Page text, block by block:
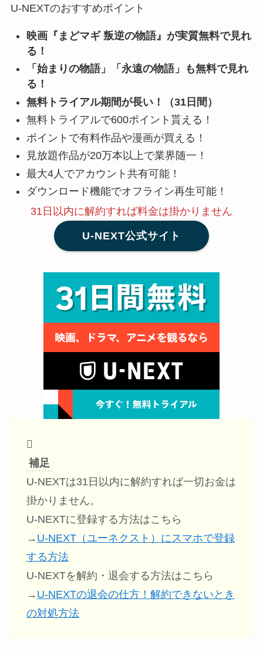
U-NEXTのおすすめポイント
映画『まどマギ 叛逆の物語』が実質無料で見れ
る！
「始まりの物語」「永遠の物語」も無料で見れ
る！
無料トライアル期間が長い！（31日間）
無料トライアルで600ポイント貰える！
ポイントで有料作品や漫画が買える！
見放題作品が20万本以上で業界随一！
最大4人でアカウント共有可能！
ダウンロード機能でオフライン再生可能！
31日以内に解約すれば料金は掛かりません
U-NEXT公式サイト
補足
U-NEXTは31日以内に解約すれば一切お金は
掛かりません。
U-NEXTに登録する方法はこちら
→ U-NEXT（ユーネクスト）にスマホで登録
する方法
U-NEXTを解約・退会する方法はこちら
→ U-NEXTの退会の仕方！解約できないとき
の対処方法